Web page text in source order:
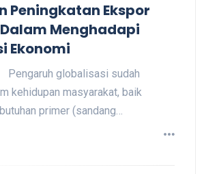
Peningkatan Ekspor
Menghadapi
Ekonomi
Pengaruh globalisasi sudah
kehidupan masyarakat, baik
primer (sandang…